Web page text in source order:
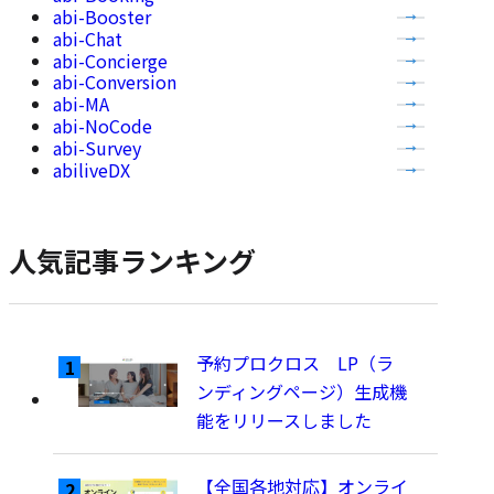
の
記
事
を
表
示
abi-Booster
abi-Chat
abi-Concierge
abi-Conversion
abi-MA
abi-NoCode
abi-Survey
abiliveDX
人気記事ランキング
予約プロクロス LP（ラ
ンディングページ）生成機
能をリリースしました
【全国各地対応】オンライ